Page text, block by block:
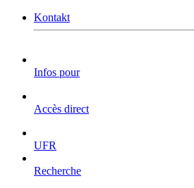
Kontakt
Infos pour
Accès direct
UFR
Recherche